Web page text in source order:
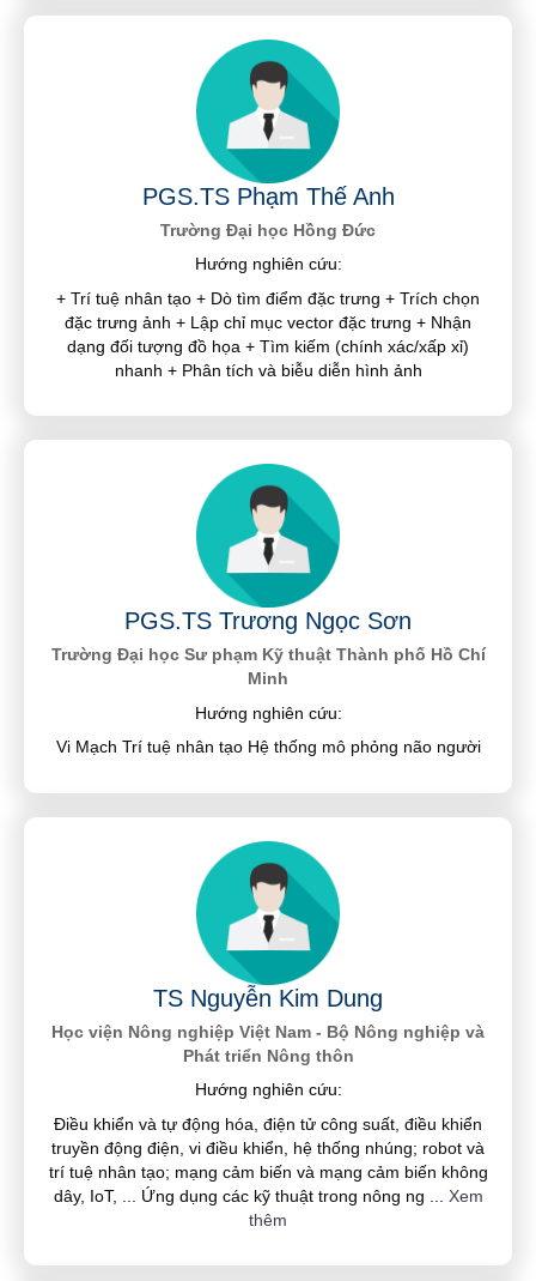
PGS.TS Phạm Thế Anh
Trường Đại học Hồng Đức
Hướng nghiên cứu:
+ Trí tuệ nhân tạo + Dò tìm điểm đặc trưng + Trích chọn
đặc trưng ảnh + Lập chỉ mục vector đặc trưng + Nhận
dạng đối tượng đồ họa + Tìm kiếm (chính xác/xấp xỉ)
nhanh + Phân tích và biễu diễn hình ảnh
PGS.TS Trương Ngọc Sơn
Trường Đại học Sư phạm Kỹ thuật Thành phố Hồ Chí
Minh
Hướng nghiên cứu:
Vi Mạch Trí tuệ nhân tạo Hệ thống mô phỏng não người
TS Nguyễn Kim Dung
Học viện Nông nghiệp Việt Nam - Bộ Nông nghiệp và
Phát triển Nông thôn
Hướng nghiên cứu:
Điều khiển và tự động hóa, điện tử công suất, điều khiển
truyền động điện, vi điều khiển, hệ thống nhúng; robot và
trí tuệ nhân tạo; mạng cảm biến và mạng cảm biến không
dây, IoT, ... Ứng dụng các kỹ thuật trong nông ng
Xem
thêm